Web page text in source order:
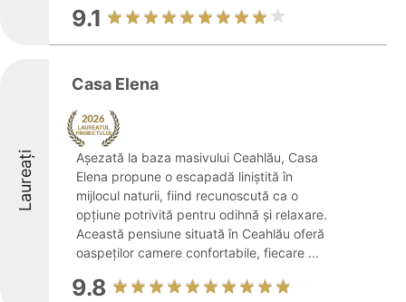
9.1
Laureați
Casa Elena
Așezată la baza masivului Ceahlău, Casa
Elena propune o escapadă liniștită în
mijlocul naturii, fiind recunoscută ca o
opțiune potrivită pentru odihnă și relaxare.
Această pensiune situată în Ceahlău oferă
oaspeților camere confortabile, fiecare ...
9.8